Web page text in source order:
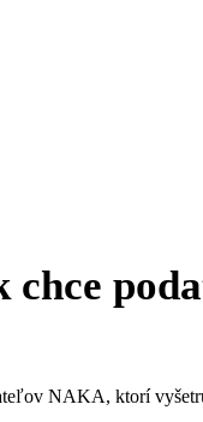
NAKA, ktorí